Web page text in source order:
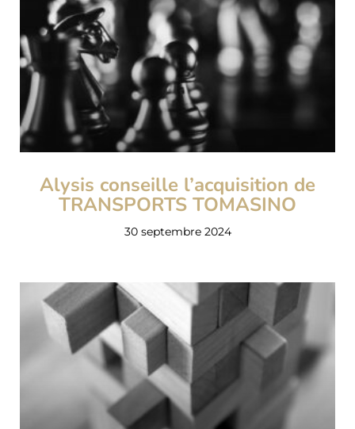
Alysis conseille l’acquisition de
TRANSPORTS TOMASINO
30 septembre 2024